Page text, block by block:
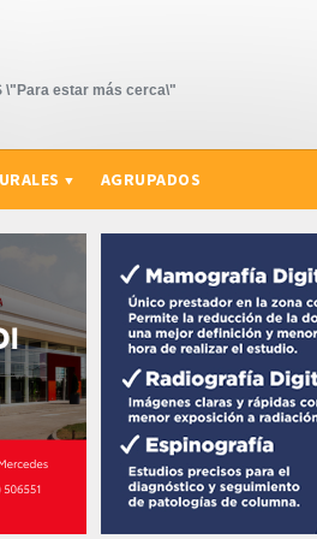
\"Para estar más cerca\"
AGRUPADOS